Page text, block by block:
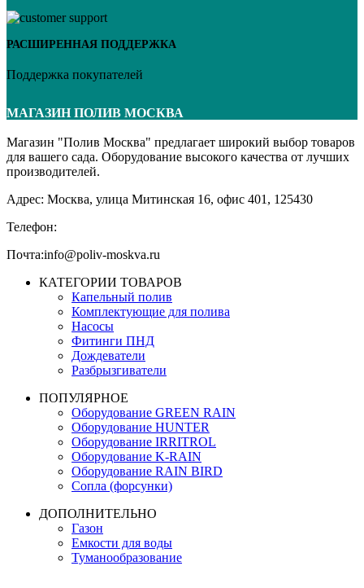
РАСШИРЕННАЯ ПОДДЕРЖКА
Поддержка покупателей
МАГАЗИН ПОЛИВ МОСКВА
Магазин "Полив Москва" предлагает широкий выбор товаров
для вашего сада. Оборудование высокого качества от лучших
производителей.
Адрес: Москва, улица Митинская 16, офис 401, 125430
Телефон:+7 (495) 134-65-39
Почта:info@poliv-moskva.ru
КАТЕГОРИИ ТОВАРОВ
Капельный полив
Комплектующие для полива
Насосы
Фитинги ПНД
Дождеватели
Разбрызгиватели
ПОПУЛЯРНОЕ
Оборудование GREEN RAIN
Оборудование HUNTER
Оборудование IRRITROL
Оборудование K-RAIN
Оборудование RAIN BIRD
Сопла (форсунки)
ДОПОЛНИТЕЛЬНО
Газон
Емкости для воды
Туманообразование